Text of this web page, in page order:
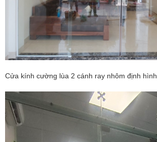
Cửa kính cường lùa 2 cánh ray nhôm định hình